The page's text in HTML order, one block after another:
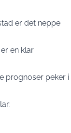
er det neppe
en klar
prognoser peker i